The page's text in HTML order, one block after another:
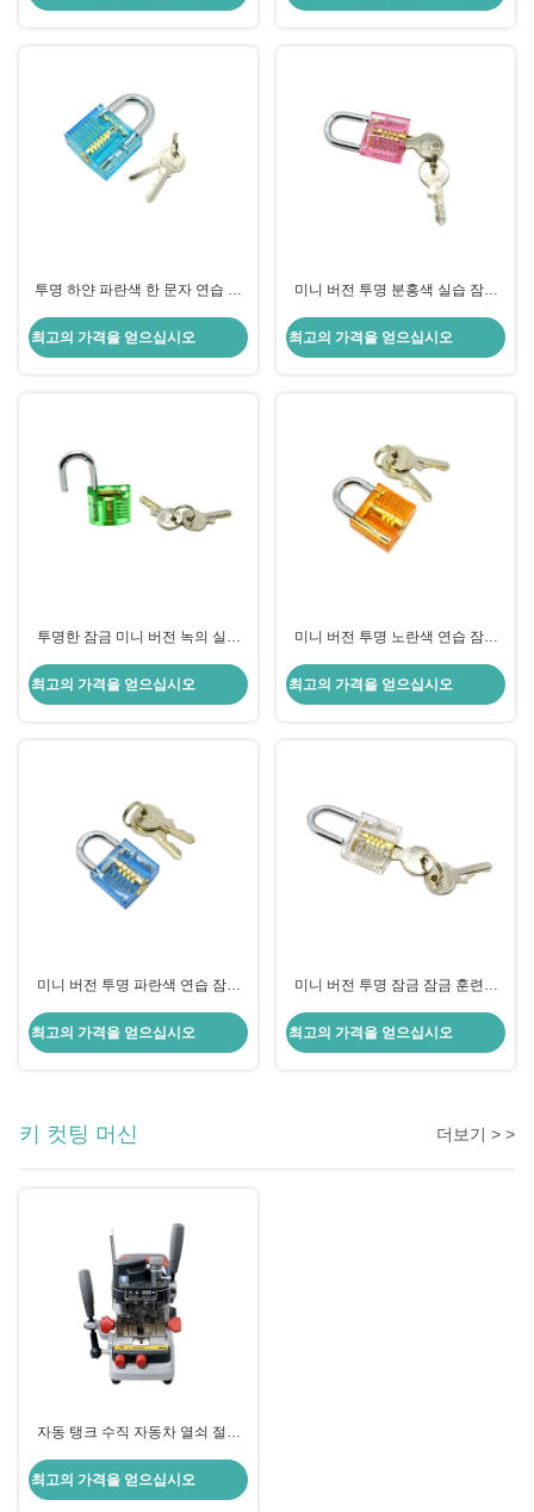
투명 하얀 파란색 한 문자 연습 잠
최고의 가격을 얻으십시오
미니 버전 투명 분홍색 실습 잠금
최고의 가격을 얻으십시오
투명한 잠금 미니 버전 녹의 실습
최고의 가격을 얻으십시오
미니 버전 투명 노란색 연습 잠금
최고의 가격을 얻으십시오
미니 버전 투명 파란색 연습 잠금
최고의 가격을 얻으십시오
미니 버전 투명 잠금 잠금 훈련에
최고의 가격을 얻으십시오
키 컷팅 머신 더보기 > >
자동 탱크 수직 자동차 열쇠 절단
최고의 가격을 얻으십시오